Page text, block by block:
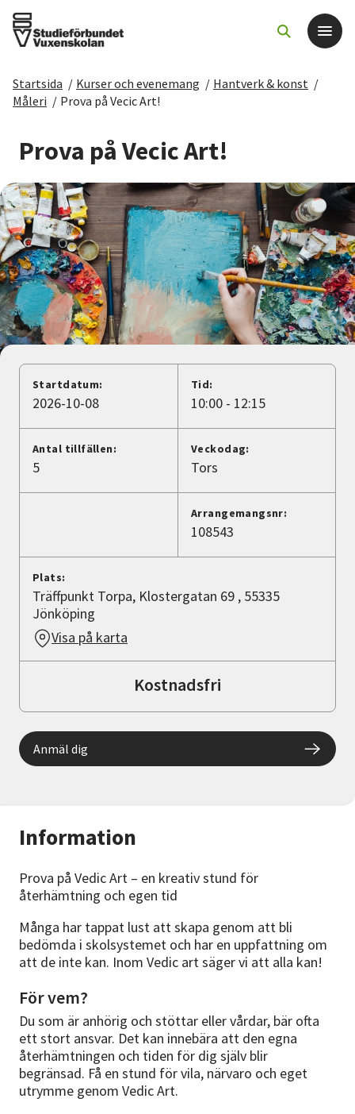
Det här gör vi
För dig som
Sök kurser och evenemang
Om SV
Starta studiecirkel
Cirkelledare
Nyheter
Avdelningar
Lyssna
Startsida / Kurser och evenemang / Hantverk & konst /
Måleri / Prova på Vecic Art!
Prova på Vecic Art!
Information
Prova på Vedic Art – en kreativ stund för
återhämtning och egen tid
Många har tappat lust att skapa genom att bli
bedömda i skolsystemet och har en uppfattning om
att de inte kan. Inom Vedic art säger vi att alla kan!
För vem?
Du som är anhörig och stöttar eller vårdar, bär ofta
ett stort ansvar. Det kan innebära att den egna
återhämtningen och tiden för dig själv blir
begränsad. Få en stund för vila, närvaro och eget
utrymme genom Vedic Art.
Startdatum:
2026-10-08
Tid:
10:00 - 12:15
Antal tillfällen:
5
Veckodag:
Tors
Arrangemangsnr:
108543
Plats:
Träffpunkt Torpa, Klostergatan 69 , 55335
Jönköping
Visa på karta
Kostnadsfri
Anmäl dig